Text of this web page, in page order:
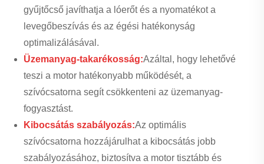
gyűjtőcső javíthatja a lóerőt és a nyomatékot a
levegőbeszívás és az égési hatékonyság
optimalizálásával.
Üzemanyag-takarékosság:Azáltal, hogy lehetővé
teszi a motor hatékonyabb működését, a
szívócsatorna segít csökkenteni az üzemanyag-
fogyasztást.
Kibocsátás szabályozás:Az optimális
szívócsatorna hozzájárulhat a kibocsátás jobb
szabályozásához, biztosítva a motor tisztább és